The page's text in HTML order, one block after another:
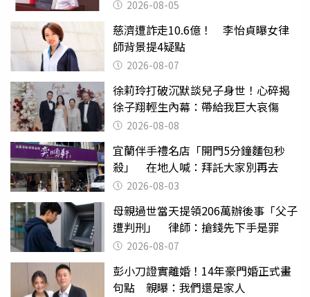
2026-08-05
慈濟遭詐走10.6億！ 李怡貞曝女律
師背景提4疑點
2026-08-07
徐莉玲打破沉默談兒子身世！心碎揭
徐子翔輕生內幕：帶給我巨大哀傷
2026-08-08
宜蘭伴手禮名店「開門5分鐘麵包秒
殺」 在地人喊：拜託大家別再去
2026-08-03
母親過世當天提領206萬辦後事「父子
遭判刑」 律師：搶錢先下手是罪
2026-08-07
彭小刀證實離婚！14年豪門婚正式畫
句點 親曝：我們還是家人